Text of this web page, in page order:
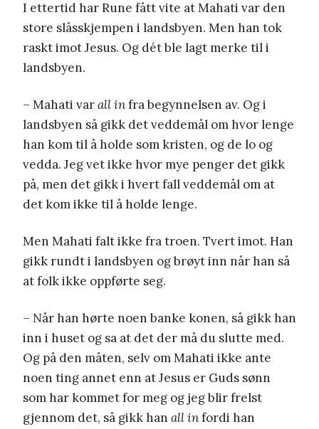
I ettertid har Rune fått vite at Mahati var den
store slåsskjempen i landsbyen. Men han tok
raskt imot Jesus. Og dét ble lagt merke til i
landsbyen.
– Mahati varall infra begynnelsen av. Og i
landsbyen så gikk det veddemål om hvor lenge
han kom til å holde som kristen, og de lo og
vedda. Jeg vet ikke hvor mye penger det gikk
på, men det gikk i hvert fall veddemål om at
det kom ikke til å holde lenge.
Men Mahati falt ikke fra troen. Tvert imot. Han
gikk rundt i landsbyen og brøyt inn når han så
at folk ikke oppførte seg.
– Når han hørte noen banke konen, så gikk han
inn i huset og sa at det der må du slutte med.
Og på den måten, selv om Mahati ikke ante
noen ting annet enn at Jesus er Guds sønn
som har kommet for meg og jeg blir frelst
gjennom det, så gikk han all infordi han